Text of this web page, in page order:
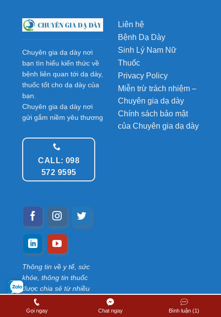
Chuyên gia dạ dày nơi
bạn tìn hiểu kiến thức về
bệnh liên quan tới dạ dày,
thuốc tốt cho dạ dày của
bạn.
Chuyên gia dạ dày nơi
gửi gắm niềm yêu thương
CALL: 098
572 9595
Liên hệ
Bệnh Dạ Dày
Sinh Lý Nam Nữ
Thuốc
Privacy Policy
Miễn trừ trách nhiệm –
Chuyên gia dạ dày
Chính sách bảo mật
của Chuyên gia dạ dày
Thông tin về y tế, sức
khỏe, thông tin thuốc
được chia sẻ từ nhiều
thành viên. Chúng tôi
không chịu trách nhiệm
Gọi ngay Chat ngay Bình luận (1)